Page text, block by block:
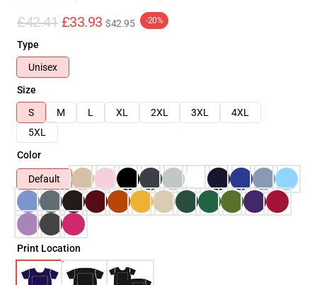
£42.41 £33.93 $42.95 -20%
Type
Unisex
Size
S
M L XL 2XL 3XL
4XL
5XL
Color
Default
Print Location